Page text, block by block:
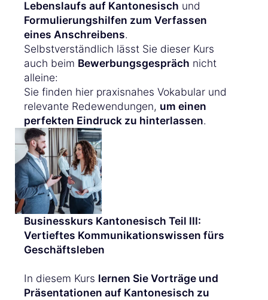
Lebenslaufs auf Kantonesisch und
Formulierungshilfen zum Verfassen
eines Anschreibens.
Selbstverständlich lässt Sie dieser Kurs
auch beim Bewerbungsgespräch nicht
alleine:
Sie finden hier praxisnahes Vokabular und
relevante Redewendungen, um einen
perfekten Eindruck zu hinterlassen.
Businesskurs Kantonesisch Teil III:
Vertieftes Kommunikationswissen fürs
Geschäftsleben
In diesem Kurs lernen Sie Vorträge und
Präsentationen auf Kantonesisch zu